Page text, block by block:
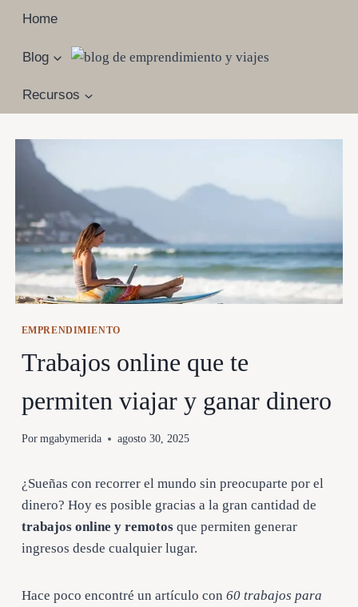
Saltar
contenido
Home
Blog
Recursos
EMPRENDIMIENTO
Trabajos online que te
permiten viajar y ganar dinero
Por mgabymerida agosto 30, 2025
¿Sueñas con recorrer el mundo sin preocuparte por el
dinero? Hoy es posible gracias a la gran cantidad de
trabajos online y remotosque permiten generar
ingresos desde cualquier lugar.
Hace poco encontré un artículo con 60 trabajos para